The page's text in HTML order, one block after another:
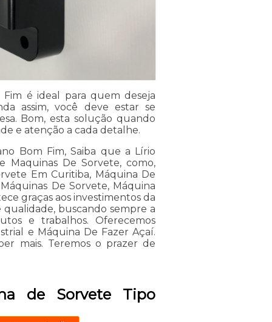
é ideal para quem deseja
assim, você deve estar se
Bom, esta solução quando
e atenção a cada detalhe.
Bom Fim, Saiba que a Lírio
Maquinas De Sorvete, como,
Em Curitiba, Máquina De
De Sorvete, Máquina
graças aos investimentos da
qualidade, buscando sempre a
e trabalhos. Oferecemos
e Máquina De Fazer Açaí.
mais. Teremos o prazer de
de Sorvete Tipo